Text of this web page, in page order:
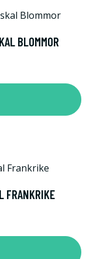
BLOMMOR
FRANKRIKE